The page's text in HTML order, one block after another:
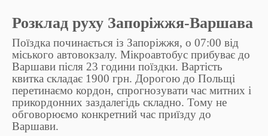
Розклад руху Запоріжжя-Варшава
Поїздка починається із Запоріжжя, о 07:00 від
міського автовокзалу. Мікроавтобус прибуває до
Варшави після 23 години поїздки. Вартість
квитка складає 1900 грн. Дорогою до Польщі
перетинаємо кордон, спрогнозувати час митних і
прикордонних заздалегідь складно. Тому не
обговорюємо конкретний час приїзду до
Варшави.